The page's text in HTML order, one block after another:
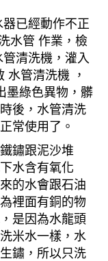
已經動作不正
水管 作業，檢
清洗機，灌入
水管清洗機 ，
墨綠色異物，髒
後，水管清洗
常使用了。
鏽跟泥沙堆
水含有氧化
的水會跟石油
裡面有銅的物
是因為水龍頭
米水一樣，水
鏽，所以只洗